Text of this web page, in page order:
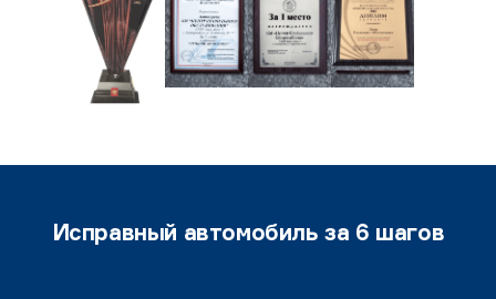
Исправный автомобиль за 6 шагов